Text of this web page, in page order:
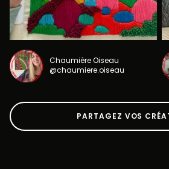
Chaumière Oiseau
@chaumiere.oiseau
PARTAGEZ VOS